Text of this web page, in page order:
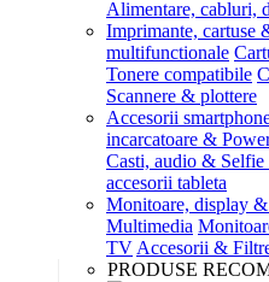
Alimentare, cabluri,
Imprimante, cartuse
multifunctionale
Tonere compatibile
Scannere & plottere
Accesorii
incarcatoare &
Casti, audio & Selfie
accesorii tableta
Monitoare, display
Multimedia
TV Accesorii &
PRODUSE